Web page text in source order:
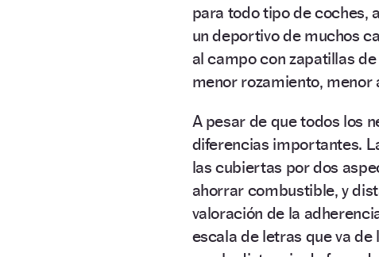
para todo tipo de coches,
un deportivo de muchos
al campo con zapatillas
menor rozamiento, menor
A pesar de que todos los
diferencias importantes.
las cubiertas por dos
ahorrar combustible, y
valoración de la
escala de letras que va de